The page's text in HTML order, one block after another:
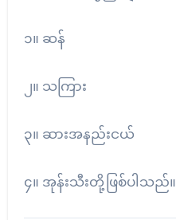
၁။ ဆန်
၂။ သကြား
၃။ ဆားအနည်းငယ်
၄။ အုန်းသီးတို့ဖြစ်ပါသည်။